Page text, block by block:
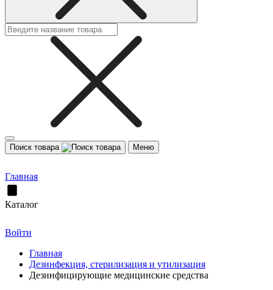
Поиск товара Меню
Главная
Каталог
Войти
Главная
Дезинфекция, стерилизация и утилизация
Дезинфицирующие медицинские средства